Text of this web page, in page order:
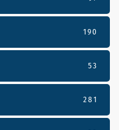
190
53
281